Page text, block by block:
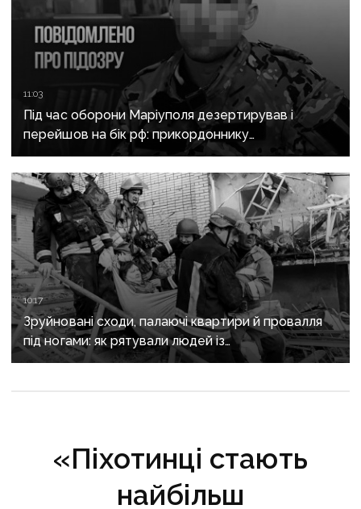
11:03
Під час оборони Маріуполя дезертирував і
перейшов на бік рф: прикордоннику
з «Азовсталі» повідомили про підозру
10:17
Зруйновані сходи, палаючі квартири й провалля
під ногами: як рятували людей із
багатоповерхівки в Краматорську
«Піхотинці стають
найбільш